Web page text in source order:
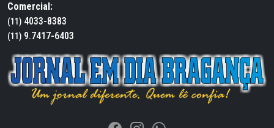
Comercial:
(11) 4033-8383
(11) 9.7417-6403